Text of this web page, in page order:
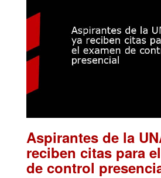
Aspirantes de la
reciben citas para
de control